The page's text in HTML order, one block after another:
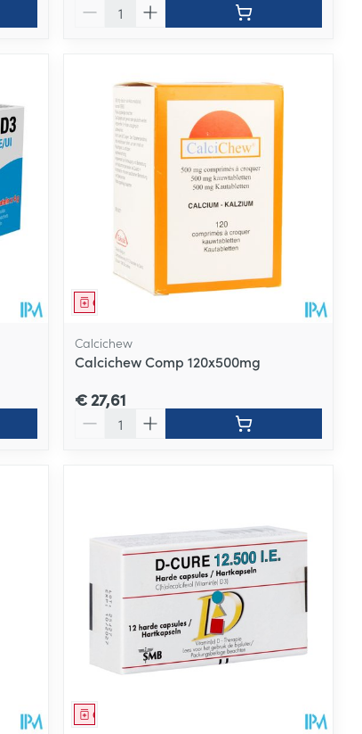
Geneesmiddel
Calcichew
Calcichew Comp 120x500mg
€ 27,61
Geneesmiddel